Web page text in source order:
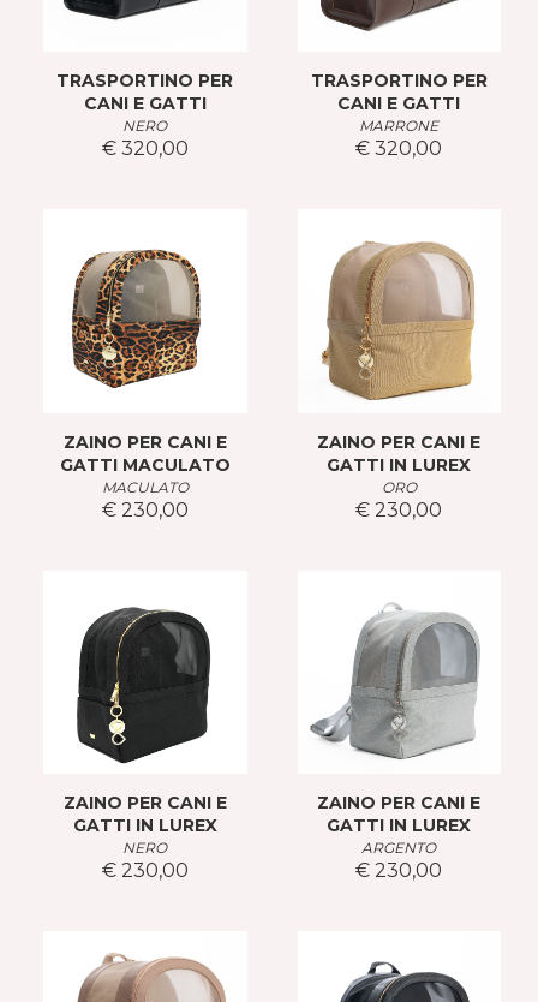
TRASPORTINO PER
CANI E GATTI
NERO
€ 320,00
TRASPORTINO PER
CANI E GATTI
MARRONE
€ 320,00
ZAINO PER CANI E
GATTI MACULATO
MACULATO
€ 230,00
ZAINO PER CANI E
GATTI IN LUREX
ORO
€ 230,00
ZAINO PER CANI E
GATTI IN LUREX
NERO
€ 230,00
ZAINO PER CANI E
GATTI IN LUREX
ARGENTO
€ 230,00